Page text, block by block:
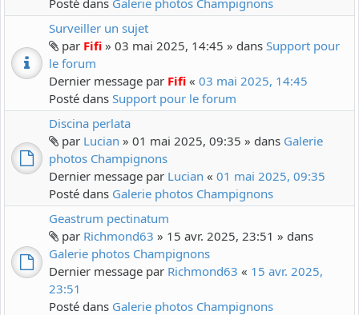
Posté dans Galerie photos Champignons
Surveiller un sujet
par Fifi » 03 mai 2025, 14:45 » dans Support pour
le forum
Dernier message par Fifi « 03 mai 2025, 14:45
Posté dans Support pour le forum
Discina perlata
par Lucian » 01 mai 2025, 09:35 » dans Galerie
photos Champignons
Dernier message par Lucian « 01 mai 2025, 09:35
Posté dans Galerie photos Champignons
Geastrum pectinatum
par Richmond63 » 15 avr. 2025, 23:51 » dans
Galerie photos Champignons
Dernier message par Richmond63 « 15 avr. 2025,
23:51
Posté dans Galerie photos Champignons